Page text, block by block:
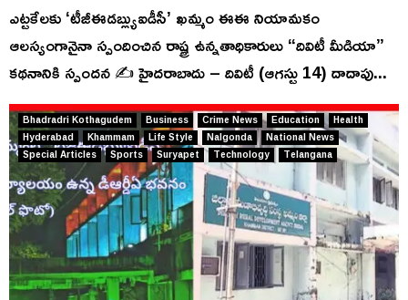
ఎట్టకేలకు ‘టీజీఈడబ్ల్యుఐడీసీ’ ఖమ్మం ఈఈ నియామకం
ఆలస్యంగానైనా స్పందించిన రాష్ట్ర ఉన్నతాధికారులు “దివిటీ మీడియా”
కథనానికి స్పందన ✍️ హైదరాబాదు – దివిటీ (ఆగస్టు 14) దాదాపు...
Bhadradri Kothagudem Business Crime News Education
Health
Hyderabad
Khammam Life Style Nalgonda
National News
Special Articles
Sports Suryapet Technology Telangana